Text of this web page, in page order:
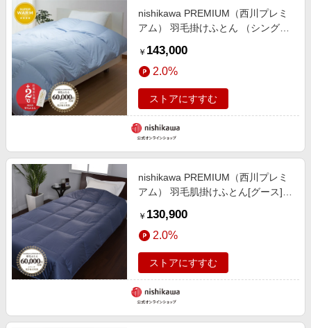
nishikawa PREMIUM（西川プレミ
アム） 羽毛掛けふとん （シングル
￥ 143,000
2.0%
ストアにすすむ
nishikawa PREMIUM（西川プレミ
アム） 羽毛肌掛けふとん[グース]
￥ 130,900
2.0%
ストアにすすむ